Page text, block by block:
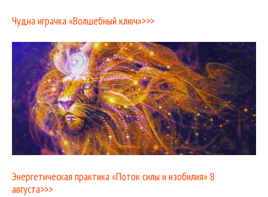
Чудна играчка «Волшебный ключ»>>>
Энергетическая практика «Поток силы и изобилия» 8
августа>>>